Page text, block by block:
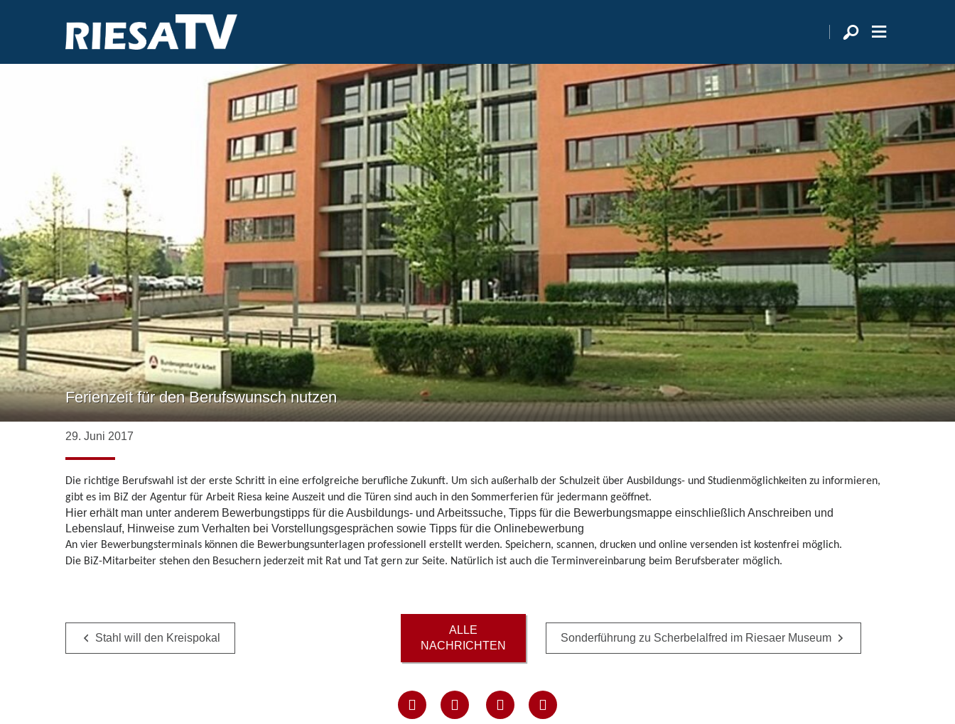
Ferienzeit für den Berufswunsch nutzen
29. Juni 2017
Die richtige Berufswahl ist der erste Schritt in eine erfolgreiche berufliche Zukunft. Um sich außerhalb der Schulzeit über Ausbildungs- und Studienmöglichkeiten zu informieren,
gibt es im BiZ der Agentur für Arbeit Riesa keine Auszeit und die Türen sind auch in den Sommerferien für jedermann geöffnet.
Hier erhält man unter anderem Bewerbungstipps für die Ausbildungs- und Arbeitssuche, Tipps für die Bewerbungsmappe einschließlich Anschreiben und
Lebenslauf, Hinweise zum Verhalten bei Vorstellungsgesprächen sowie Tipps für die Onlinebewerbung
An vier Bewerbungsterminals können die Bewerbungsunterlagen professionell erstellt werden. Speichern, scannen, drucken und online versenden ist kostenfrei möglich.
Die BiZ-Mitarbeiter stehen den Besuchern jederzeit mit Rat und Tat gern zur Seite. Natürlich ist auch die Terminvereinbarung beim Berufsberater möglich.
Stahl will den Kreispokal
ALLE
NACHRICHTEN
Sonderführung zu Scherbelalfred im Riesaer Museum